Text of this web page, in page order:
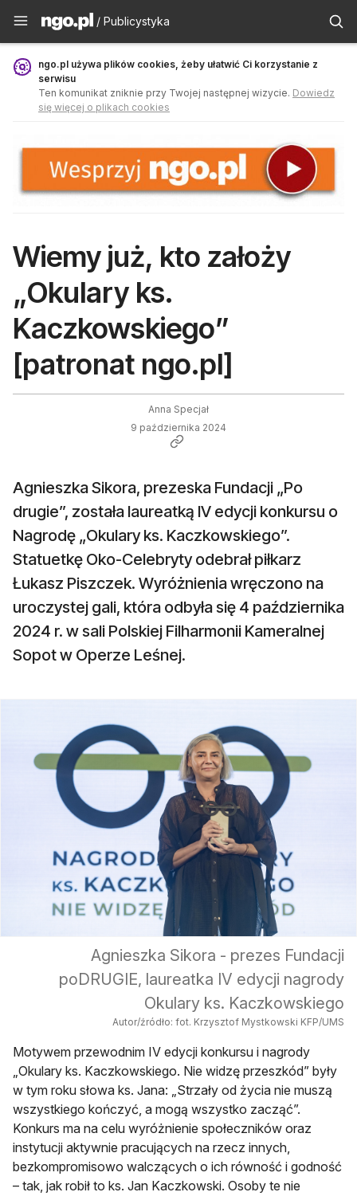
Publicystyka - ngo.pl
/ Publicystyka
ngo.pl używa plików cookies, żeby ułatwić Ci korzystanie z
serwisu
Ten komunikat zniknie przy Twojej następnej wizycie. Dowiedz
się więcej o plikach cookies
Wiemy już, kto założy
„Okulary ks.
Kaczkowskiego”
[patronat ngo.pl]
Anna Specjał
9 października 2024
Agnieszka Sikora, prezeska Fundacji „Po
drugie”, została laureatką IV edycji konkursu o
Nagrodę „Okulary ks. Kaczkowskiego”.
Statuetkę Oko-Celebryty odebrał piłkarz
Łukasz Piszczek. Wyróżnienia wręczono na
uroczystej gali, która odbyła się 4 października
2024 r. w sali Polskiej Filharmonii Kameralnej
Sopot w Operze Leśnej.
Agnieszka Sikora - prezes Fundacji
poDRUGIE, laureatka IV edycji nagrody
Okulary ks. Kaczkowskiego
Autor/źródło: fot. Krzysztof Mystkowski KFP/UMS
Motywem przewodnim IV edycji konkursu i nagrody
„Okulary ks. Kaczkowskiego. Nie widzę przeszkód” były
w tym roku słowa ks. Jana: „Strzały od życia nie muszą
wszystkiego kończyć, a mogą wszystko zacząć”.
Konkurs ma na celu wyróżnienie społeczników oraz
instytucji aktywnie pracujących na rzecz innych,
bezkompromisowo walczących o ich równość i godność
– tak, jak robił to ks. Jan Kaczkowski. Osoby te nie